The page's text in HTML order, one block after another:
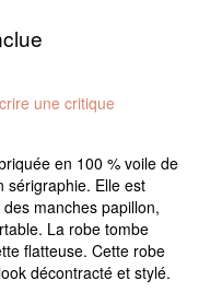
une critique
en 100 % voile de
sérigraphie. Elle est
manches papillon,
La robe tombe
flatteuse. Cette robe
décontracté et stylé.